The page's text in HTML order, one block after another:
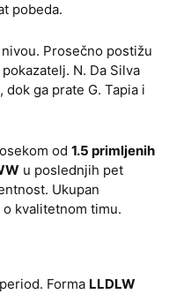
pobeda.
Prosečno postižu
N. Da Silva
ga prate G. Tapia i
od 1.5 primljenih
u poslednjih pet
Ukupan
kvalitetnom timu.
Forma LLDLW